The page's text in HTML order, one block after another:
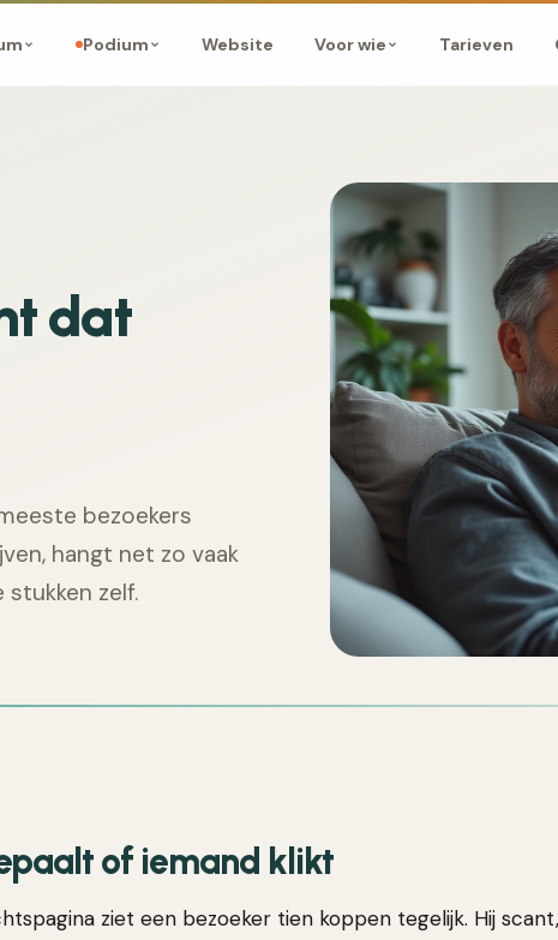
Podium Website Voor wie Tarieven
dat
bezoekers
hangt net zo vaak
stukken zelf.
of iemand klikt
ziet een bezoeker tien koppen tegelijk. Hij